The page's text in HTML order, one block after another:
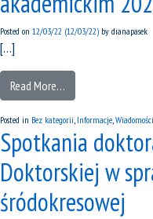
Posted on 12/03/22 (12/03/22) by dianapasek
[…]
Read More…
Posted in Bez kategorii Informacje Wiadomości
Spotkania
Doktorskiej w
śródokresowej